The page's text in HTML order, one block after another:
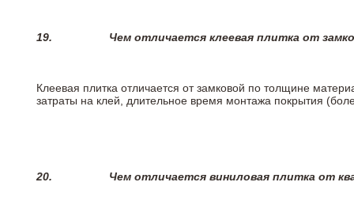
19. Чем отличается клеевая плитка от
Клеевая плитка отличается от замковой по толщине
затраты на клей, длительное время монтажа покрытия
20. Чем отличается виниловая плитка от